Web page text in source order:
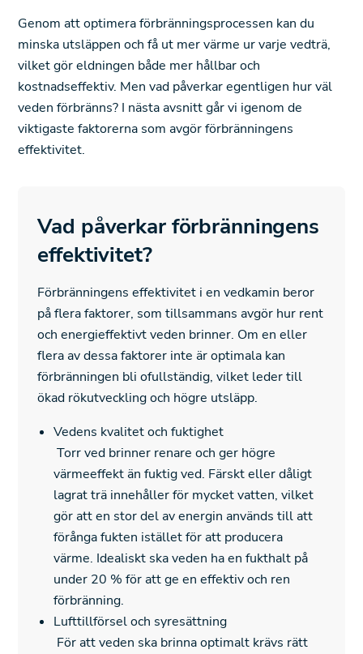
Genom att optimera förbränningsprocessen kan du
minska utsläppen och få ut mer värme ur varje vedträ,
vilket gör eldningen både mer hållbar och
kostnadseffektiv. Men vad påverkar egentligen hur väl
veden förbränns? I nästa avsnitt går vi igenom de
viktigaste faktorerna som avgör förbränningens
effektivitet.
Vad påverkar förbränningens
effektivitet?
Förbränningens effektivitet i en vedkamin beror
på flera faktorer, som tillsammans avgör hur rent
och energieffektivt veden brinner. Om en eller
flera av dessa faktorer inte är optimala kan
förbränningen bli ofullständig, vilket leder till
ökad rökutveckling och högre utsläpp.
Vedens kvalitet och fuktighet
Torr ved brinner renare och ger högre
värmeeffekt än fuktig ved. Färskt eller dåligt
lagrat trä innehåller för mycket vatten, vilket
gör att en stor del av energin används till att
förånga fukten istället för att producera
värme. Idealiskt ska veden ha en fukthalt på
under 20 % för att ge en effektiv och ren
förbränning.
Lufttillförsel och syresättning
För att veden ska brinna optimalt krävs rätt